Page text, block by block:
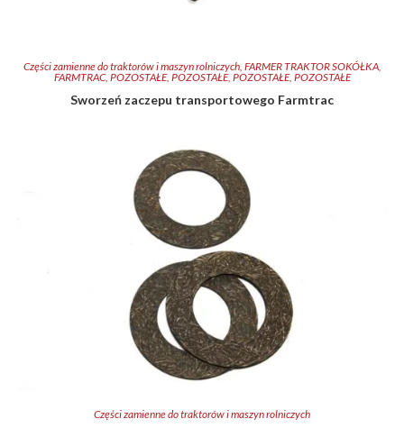
Części zamienne do traktorów i maszyn rolniczych, FARMER TRAKTOR SOKÓŁKA,
FARMTRAC, POZOSTAŁE, POZOSTAŁE, POZOSTAŁE, POZOSTAŁE
Sworzeń zaczepu transportowego Farmtrac
Części zamienne do traktorów i maszyn rolniczych